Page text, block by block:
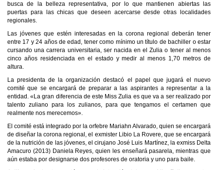
busca de la belleza representativa, por lo que mantienen abiertas las
puertas para las chicas que deseen acercarse desde otras localidades
regionales.
Las jóvenes que estén interesadas en la corona regional deberán tener
entre 17 y 24 años de edad, tener como mínimo un título de bachiller o estar
cursando una carrera universitaria, ser nacida en el Zulia o tener al menos
cinco años residenciada en el estado y medir al menos 1,70 metros de
altura.
La presidenta de la organización destacó el papel que jugará el nuevo
comité que se encargará de preparar a las aspirantes a representar a la
entidad. «La gran diferencia de este Miss Zulia es que va a ser realizado por
talento zuliano para los zulianos, para que tengamos el certamen que
realmente nos merecemos».
El comité está integrado por la orfebre Mariahn Alvarado, quien se encargará
de diseñar la corona regional, el exmister Libio La Rovere, que se encargará
de la nutrición de las jóvenes, el cirujano José Luis Martínez, la exmiss Delta
Amacuro (2013) Daniela Reyes, quien les enseñará pasarela, mientras que
aún estaba por designarse dos profesores de oratoria y uno para baile.